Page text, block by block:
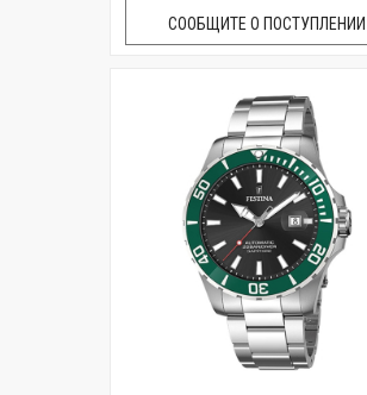
СООБЩИТЕ О ПОСТУПЛЕНИИ